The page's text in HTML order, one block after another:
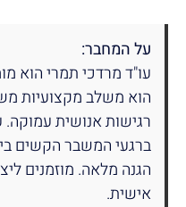
על המחבר:
עו"ד מרדכי תמרי הוא
הוא משלב מקצועיות
רגישות אנושית עמוקה.
ברגעי המשבר הקשים
הגנה מלאה. מוזמנים
אישית.